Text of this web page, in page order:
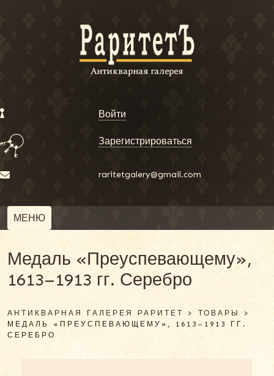
Войти
Зарегистрироваться
raritetgalery@gmail.com
МЕНЮ
Медаль «Преуспевающему»,
1613–1913 гг. Серебро
АНТИКВАРНАЯ ГАЛЕРЕЯ РАРИТЕТ > ТОВАРЫ >
МЕДАЛЬ «ПРЕУСПЕВАЮЩЕМУ», 1613–1913 ГГ.
СЕРЕБРО